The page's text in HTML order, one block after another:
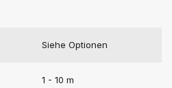
Siehe Optionen
1 - 10 m